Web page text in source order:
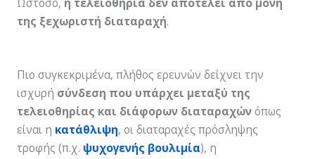
της ξεχωριστή διαταραχή.
Πιο συγκεκριμένα, πλήθος ερευνών δείχνει την
ισχυρή σύνδεση που υπάρχει μεταξύ της
τελειοθηρίας και διάφορων διαταραχώνόπως
είναι η κατάθλιψη, οι διαταραχές πρόσληψης
τροφής (π.χ. ψυχογενής βουλιμία), η